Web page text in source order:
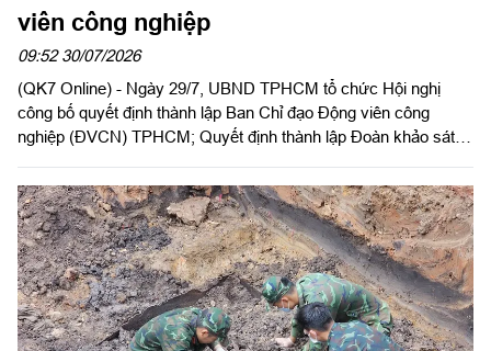
viên công nghiệp
09:52 30/07/2026
(QK7 Online) - Ngày 29/7, UBND TPHCM tổ chức Hội nghị
công bố quyết định thành lập Ban Chỉ đạo Động viên công
nghiệp (ĐVCN) TPHCM; Quyết định thành lập Đoàn khảo sát
hoạch động viên công nghiệp năm 2026. Đồng chí Trần Văn
Bảy, Phó Chủ tịch UBND Thành phố chủ trì hội nghị. Dự có
Thiếu tướng Phan Quốc Việt, Phó Tư lệnh, Tham mưu trưởng
Bộ Tư lệnh TPHCM cùng các sở, ban, ngành Thành phố, các
doanh nghiệp ĐVCN được giao nhiệm vụ.